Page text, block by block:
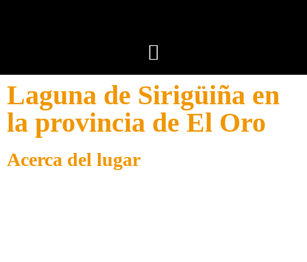
Laguna de Sirigüiña en
la provincia de El Oro
Acerca del lugar